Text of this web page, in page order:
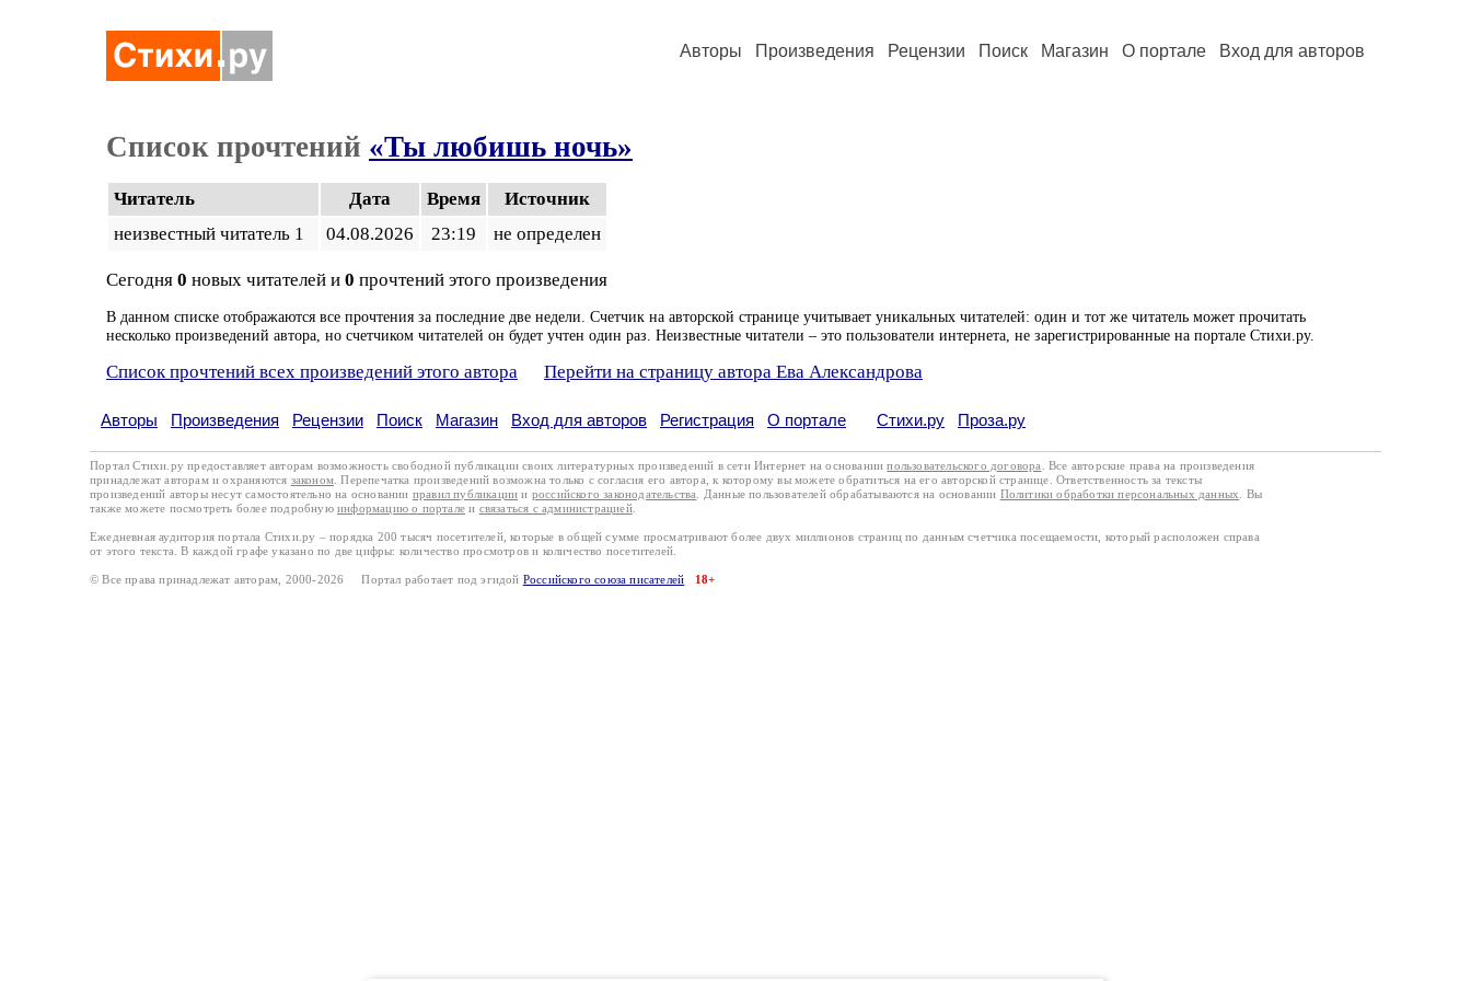
Авторы Произведения Рецензии Поиск Магазин О портале Вход для авторов
Список прочтений «Ты любишь ночь»
Читатель Дата Время
Источник
неизвестный читатель 1
04.08.2026 23:19 не определен
Сегодня 0 новых читателей и 0 прочтений этого произведения
В данном списке отображаются все прочтения за последние две недели. Счетчик на авторской странице учитывает уникальных читателей: один и тот же читатель может прочитать
несколько произведений автора, но счетчиком читателей он будет учтен один раз. Неизвестные читатели – это пользователи интернета, не зарегистрированные на портале Стихи.ру.
Список прочтений всех произведений этого автора Перейти на страницу автора Ева Александрова
Авторы Произведения Рецензии Поиск Магазин Вход для авторов Регистрация О портале Стихи.ру Проза.ру
Портал Стихи.ру предоставляет авторам возможность свободной публикации своих литературных произведений в сети Интернет на основаниипользовательского договора
. Все авторские права на произведения
принадлежат авторам и охраняются законом . Перепечатка произведений возможна только с согласия его автора, к которому вы можете обратиться на его авторской странице. Ответственность за тексты
произведений авторы несут самостоятельно на основании правил публикации и российского законодательства . Данные пользователей обрабатываются на основании Политики обработки персональных данных
. Вы
также можете посмотреть более подробную информацию о портале и связаться с администрацией.
Ежедневная аудитория портала Стихи.ру – порядка 200 тысяч посетителей, которые в общей сумме просматривают более двух миллионов страниц по данным счетчика посещаемости, который расположен справа
от этого текста. В каждой графе указано по две цифры: количество просмотров и количество посетителей.
© Все права принадлежат авторам, 2000-2026 Портал работает под эгидой Российского союза писателей 18+